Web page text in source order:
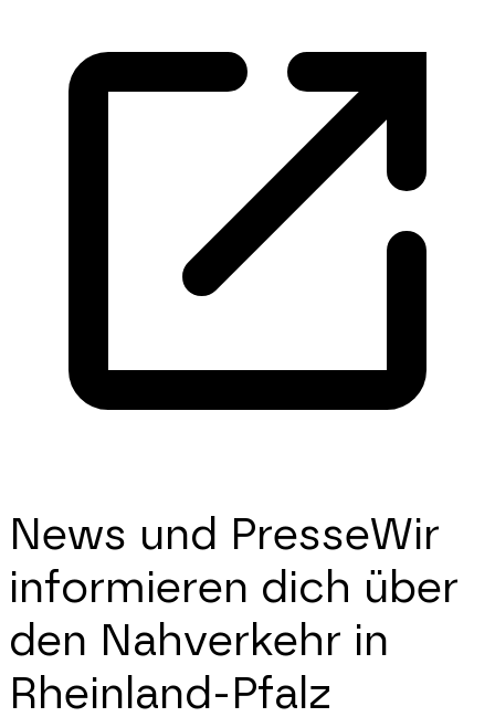
News und PresseWir
informieren dich über
den Nahverkehr in
Rheinland-Pfalz